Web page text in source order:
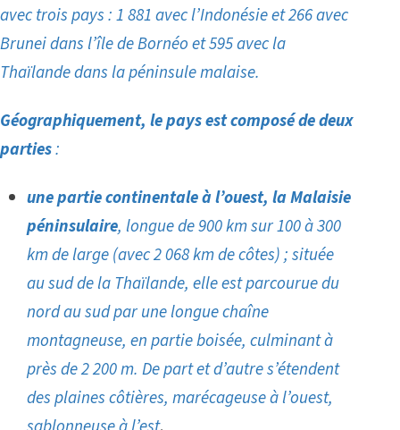
avec trois pays : 1 881 avec l’Indonésie et 266 avec
Brunei dans l’île de Bornéo et 595 avec la
Thaïlande dans la péninsule malaise.
Géographiquement, le pays est composé de deux
parties:
une partie continentale à l’ouest, la Malaisie
péninsulaire, longue de 900 km sur 100 à 300
km de large (avec 2 068 km de côtes) ; située
au sud de la Thaïlande, elle est parcourue du
nord au sud par une longue chaîne
montagneuse, en partie boisée, culminant à
près de 2 200 m. De part et d’autre s’étendent
des plaines côtières, marécageuse à l’ouest,